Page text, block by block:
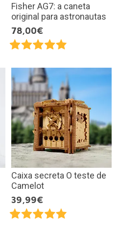
Fisher AG7: a caneta
original para astronautas
78,00€
Caixa secreta O teste de
Camelot
39,99€